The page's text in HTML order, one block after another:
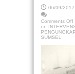
06/09/2017
Comments Off
on
SUMSEL